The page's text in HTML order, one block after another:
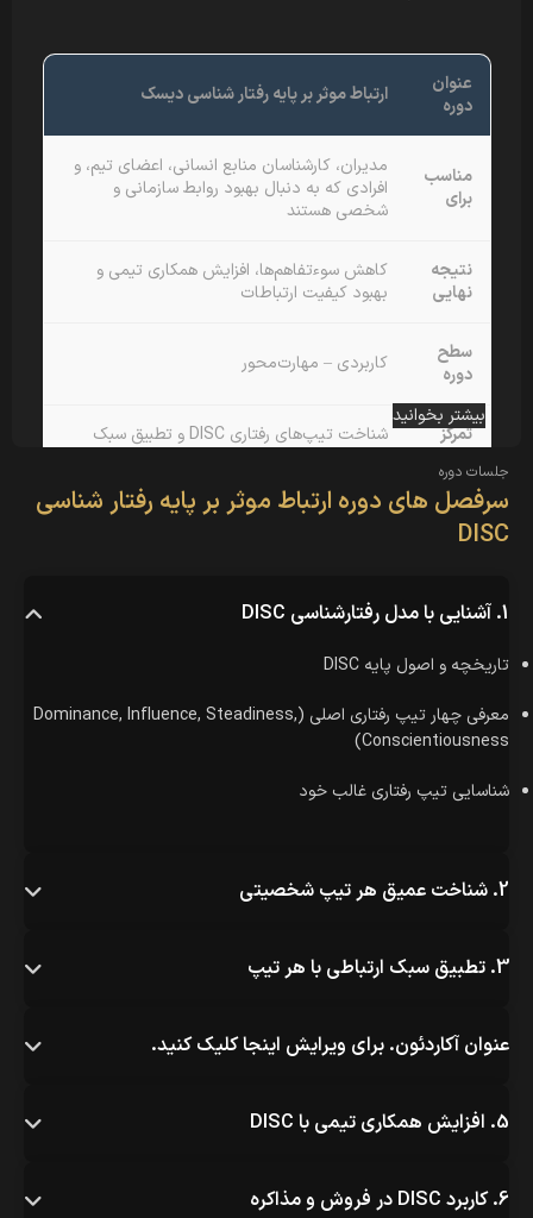
عنوان
دوره
ارتباط موثر بر پایه رفتار شناسی دیسک
مناسب
برای
مدیران، کارشناسان منابع انسانی، اعضای تیم، و
افرادی که به دنبال بهبود روابط سازمانی و
شخصی هستند
نتیجه
نهایی
کاهش سوءتفاهم‌ها، افزایش همکاری تیمی و
بهبود کیفیت ارتباطات
سطح
دوره
کاربردی – مهارت‌محور
تمرکز
شناخت تیپ‌های رفتاری DISC و تطبیق سبک
رفتار شناسی به روش دیسک در ارتباط با افراد مختلف
تاثیر زیادی خواهد داشت
شخصی، ایفا می‌کنند. یادگیری این مهارت‌ها به شما کمک می‌کند تا
🤔 چرا رفتارشناسی DISC برای ارتباط مؤثر حیاتی است؟
می‌کند تا الگوهای رفتاری خود و دیگران را شناسایی کرده و نحوه‌ی
است.
⬤
، به سوءتفاهم‌ها و تعارض‌های کاری پایان دهید.
بیشتر بخوانید
جلسات دوره
سرفصل های دوره ارتباط موثر بر پایه رفتار شناسی
DISC
1. آشنایی با مدل رفتارشناسی DISC
تاریخچه و اصول پایه DISC
معرفی چهار تیپ رفتاری اصلی (Dominance, Influence, Steadiness,
Conscientiousness)
شناسایی تیپ رفتاری غالب خود
2. شناخت عمیق هر تیپ شخصیتی
3. تطبیق سبک ارتباطی با هر تیپ
عنوان آکاردئون. برای ویرایش اینجا کلیک کنید.
5. افزایش همکاری تیمی با DISC
6. کاربرد DISC در فروش و مذاکره